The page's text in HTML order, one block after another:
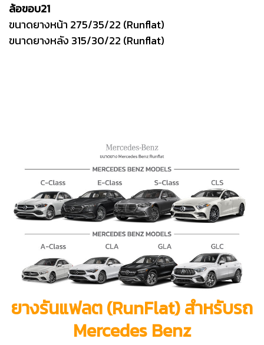
ล้อขอบ21
ขนาดยางหน้า 275/35/22 (Runflat)
ขนาดยางหลัง 315/30/22 (Runflat)
ยางรันแฟลต (RunFlat) สำหรับรถ
Mercedes Benz